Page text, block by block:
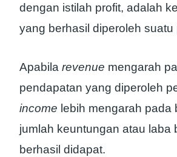
dengan istilah profit, adalah
yang berhasil diperoleh suatu
Apabila revenue mengarah
pendapatan yang diperoleh
income lebih mengarah pada
jumlah keuntungan atau laba
berhasil didapat.